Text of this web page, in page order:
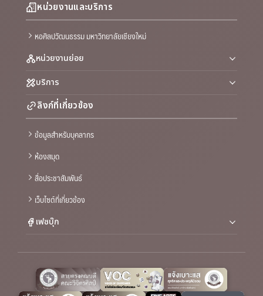
หน่วยงานและบริการ
หอศิลปวัฒนธรรม มหาวิทยาลัยเชียงใหม่
หน่วยงานย่อย
บริการ
ลิงก์ที่เกี่ยวข้อง
ข้อมูลสำหรับบุคลากร
ห้องสมุด
สื่อประชาสัมพันธ์
เว็บไซต์ที่เกี่ยวข้อง
เฟซบุ๊ก